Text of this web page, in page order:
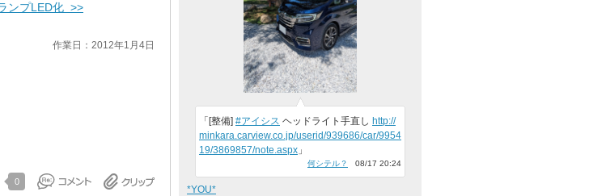
ンプLED化 >>
作業日：2012年1月4日
0
「[整備] #アイシス ヘッドライト手直し http://
minkara.carview.co.jp/userid/939686/car/9954
19/3869857/note.aspx 」
何シテル？ 08/17 20:24
*YOU*